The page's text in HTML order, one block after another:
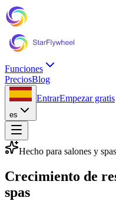
Funciones
PreciosBlog
es
EntrarEmpezar gratis
Hecho para salones y spas
Crecimiento de
spas